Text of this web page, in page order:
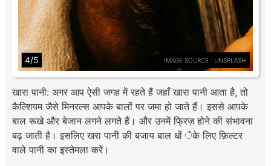
4/5 IMAGE SOURCE : UNSPLASH
खारा पानी: अगर आप ऐसी जगह में रहते हैं जहाँ खारा पानी आता है, तो
कैल्शियम जैसे मिनरल्स आपके बालों पर जमा हो जाते हैं। इससे आपके
बाल रूखे और बेजान लगने लगते हैं। और उनमें फ्रिज़ होने की संभावना
बढ़ जाती है। इसलिए खरा पानी की बजाय बाल धों ेके लिए फ़िल्टर
वाले पानी का इस्तेमला करें।